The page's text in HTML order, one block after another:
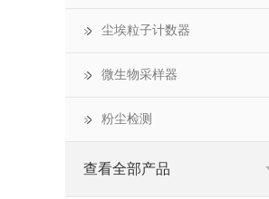
尘埃粒子计数器
微生物采样器
粉尘检测
查看全部产品